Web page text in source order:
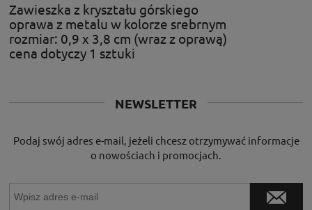
Zawieszka z kryształu górskiego
oprawa z metalu w kolorze srebrnym
rozmiar: 0,9 x 3,8 cm (wraz z oprawą)
cena dotyczy 1 sztuki
NEWSLETTER
Podaj swój adres e-mail, jeżeli chcesz otrzymywać informacje
o nowościach i promocjach.